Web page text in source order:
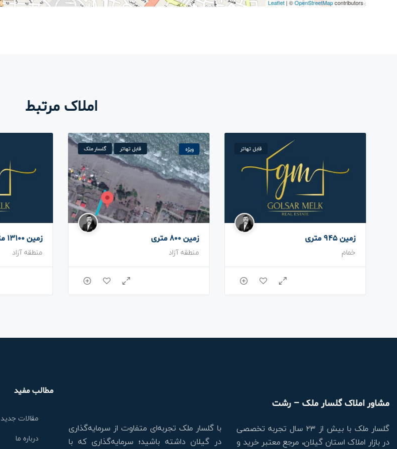
Leaflet | ©OpenStreetMapcontributors
املاک مرتبط
قابل تهاتر
زمین 945 متری
خمام
ویژه قابل تهاتر گلسار ملک
زمین 800 متری
منطقه آزاد
زمین 13100 متری
منطقه آزاد
مشاور املاک گلسار ملک – رشت
گلسار ملک با بیش از ۲۳ سال تجربه تخصصی
در بازار املاک استان گیلان، مرجع معتبر خرید و
با گلسار ملک تجربه‌ای متفاوت از سرمایه‌گذاری
در گیلان داشته باشید؛ سرمایه‌گذاری که با
مطالب مفید
مقالات جدید
درباره ما